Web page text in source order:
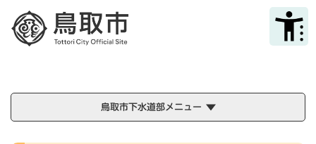
メニューを飛ばして本文へ
鳥取市下水道部メニュー